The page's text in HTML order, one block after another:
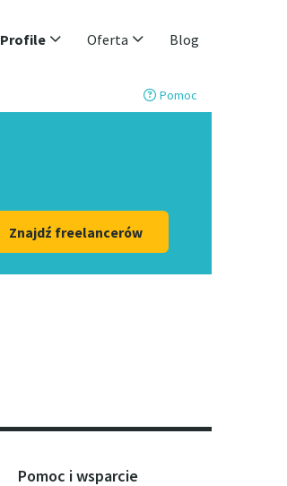
Profile Oferta Blog
Pomoc
Znajdź freelancerów
Pomoc i wsparcie